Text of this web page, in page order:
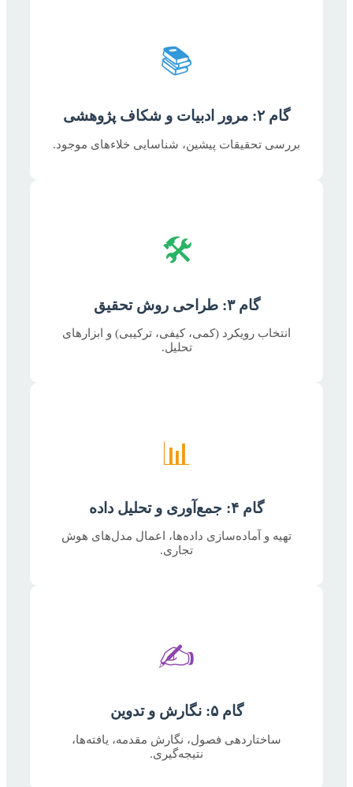
📚
گام ۲: مرور ادبیات و شکاف پژوهشی
بررسی تحقیقات پیشین، شناسایی خلاء‌های موجود.
🛠️
گام ۳: طراحی روش تحقیق
انتخاب رویکرد (کمی، کیفی، ترکیبی) و ابزارهای
تحلیل.
📊
گام ۴: جمع‌آوری و تحلیل داده
تهیه و آماده‌سازی داده‌ها، اعمال مدل‌های هوش
تجاری.
✍️
گام ۵: نگارش و تدوین
ساختاردهی فصول، نگارش مقدمه، یافته‌ها،
نتیجه‌گیری.